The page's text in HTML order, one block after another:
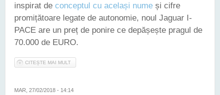
inspirat de conceptul cu același nume și cifre
promițătoare legate de autonomie, noul Jaguar I-
PACE are un preț de ponire ce depășește pragul de
70.000 de EURO.
CITEȘTE MAI MULT
MAR, 27/02/2018 - 14:14